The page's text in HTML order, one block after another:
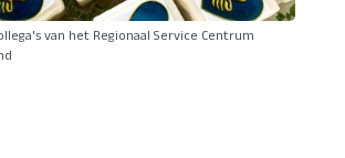
van het Regionaal Service Centrum